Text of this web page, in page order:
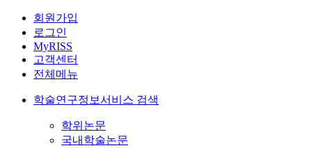
회원가입
로그인
MyRISS
고객센터
전체메뉴
학술연구정보서비스 검색
학위논문
국내학술논문